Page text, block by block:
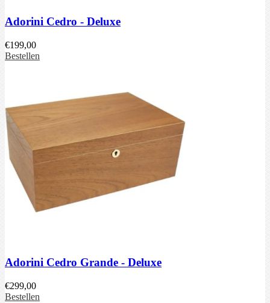
Adorini Cedro - Deluxe
€199,00
Bestellen
Adorini Cedro Grande - Deluxe
€299,00
Bestellen